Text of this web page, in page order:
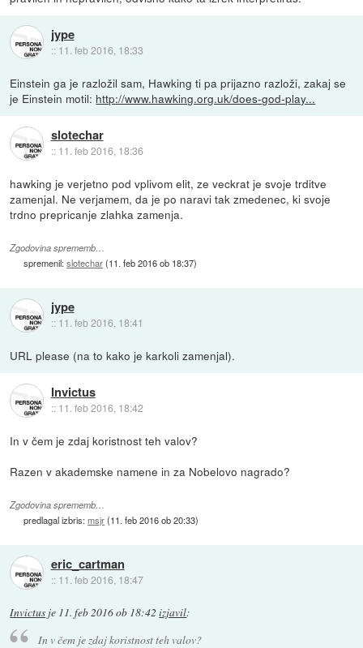
jype
:: 11. feb 2016, 18:33
Einstein ga je razložil sam, Hawking ti pa prijazno razloži, zakaj se
je Einstein motil: http://www.hawking.org.uk/does-god-play...
slotechar
:: 11. feb 2016, 18:36
hawking je verjetno pod vplivom elit, ze veckrat je svoje trditve
zamenjal. Ne verjamem, da je po naravi tak zmedenec, ki svoje
trdno prepricanje zlahka zamenja.
Zgodovina sprememb…
spremenil:slotechar(11. feb 2016 ob 18:37)
jype
:: 11. feb 2016, 18:41
URL please (na to kako je karkoli zamenjal).
Invictus
:: 11. feb 2016, 18:42
In v čem je zdaj koristnost teh valov?
Razen v akademske namene in za Nobelovo nagrado?
Zgodovina sprememb…
predlagal izbris:msjr(11. feb 2016 ob 20:33)
eric_cartman
:: 11. feb 2016, 18:47
Invictus je 11. feb 2016 ob 18:42 izjavil:
In v čem je zdaj koristnost teh valov?